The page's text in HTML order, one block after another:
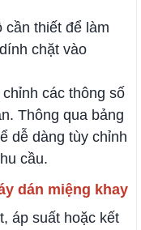
cần thiết để làm
chặt vào
các thông số
Thông qua bảng
dễ dàng tùy chỉnh
cầu.
dán miệng khay
áp suất hoặc kết